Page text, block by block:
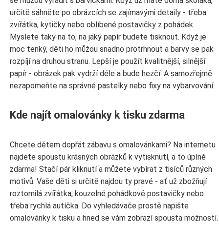
určitě sáhněte po obrázcích se zajímavými detaily - třeba
zvířátka, kytičky nebo oblíbené postavičky z pohádek.
Myslete taky na to, na jaký papír budete tisknout. Když je
moc tenký, děti ho můžou snadno protrhnout a barvy se pak
rozpíjí na druhou stranu. Lepší je použít kvalitnější, silnější
papír - obrázek pak vydrží déle a bude hezčí. A samozřejmě
nezapomeňte na správné pastelky nebo fixy na vybarvování.
Kde najít omalovánky k tisku zdarma
Chcete dětem dopřát zábavu s omalovánkami? Na internetu
najdete spoustu krásných obrázků k vytisknutí, a to úplně
zdarma! Stačí pár kliknutí a můžete vybírat z tisíců různých
motivů. Vaše děti si určitě najdou ty pravé - ať už zbožňují
roztomilá zvířátka, kouzelné pohádkové postavičky nebo
třeba rychlá autíčka. Do vyhledávače prostě napište
omalovánky k tisku a hned se vám zobrazí spousta možností.